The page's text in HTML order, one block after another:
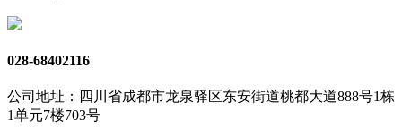
028-68402116
公司地址：四川省成都市龙泉驿区东安街道桃都大道888号1栋
1单元7楼703号